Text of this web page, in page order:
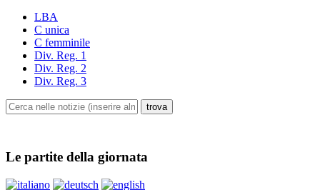
LBA
C unica
C femminile
Div. Reg. 1
Div. Reg. 2
Div. Reg. 3
Le partite della giornata